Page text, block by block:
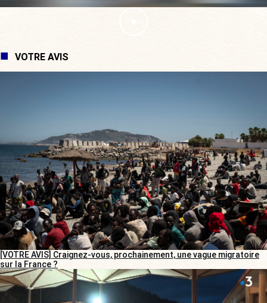
VOTRE AVIS
[VOTRE AVIS] Craignez-vous, prochainement, une vague migratoire
sur la France ?